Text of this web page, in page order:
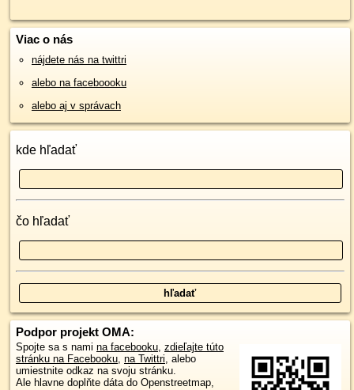
Viac o nás
nájdete nás na twittri
alebo na faceboooku
alebo aj v správach
kde hľadať
čo hľadať
Podpor projekt OMA:
Spojte sa s nami na facebooku, zdieľajte túto
stránku na Facebooku, na Twittri, alebo
umiestnite odkaz na svoju stránku.
Ale hlavne doplňte dáta do Openstreetmap,